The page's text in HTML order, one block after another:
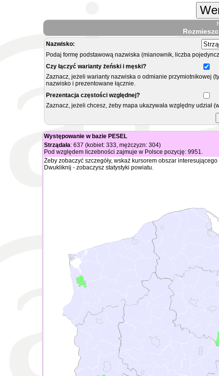
Nazwisko:
Podaj formę podstawową nazwiska (mianownik, liczba
Czy łączyć warianty żeński i męski?
Zaznacz, jeżeli warianty nazwiska o odmianie przymiotnikowej
nazwisko i prezentowane łącznie.
Prezentacja częstości względnej?
Zaznacz, jeżeli chcesz, żeby mapa ukazywała względny
Występowanie w bazie PESEL
Strządała: 637 (kobiet: 333, mężczyzn: 304)
Pod względem liczebności zajmuje w Polsce pozycję: 9951.
Żeby zobaczyć szczegóły, wskaż kursorem obszar
Dwukliknij - zobaczysz statystyki powiatu.